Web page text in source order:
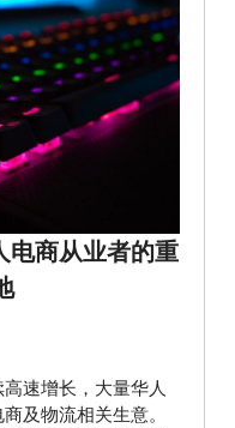
商从业者的重
速增长，大量华人
及物流相关生意。